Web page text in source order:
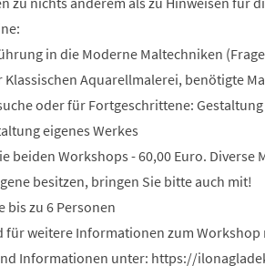
in die Moderne Maltechniken
Klassischen Aquarellmalerei, benötigte
oder für Fortgeschrittene: Gestaltung
eigenes Werkes
beiden Workshops - 60,00 Euro.
besitzen, bringen Sie bitte auch mit!
bis zu 6 Personen
für weitere Informationen zum
Informationen unter: https://